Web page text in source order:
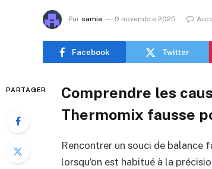
Par samia 9 novembre 2025
Facebook Twitter
PARTAGER
Comprendre les
Thermomix fausse
Rencontrer un souci de balance
lorsqu’on est habitué à la